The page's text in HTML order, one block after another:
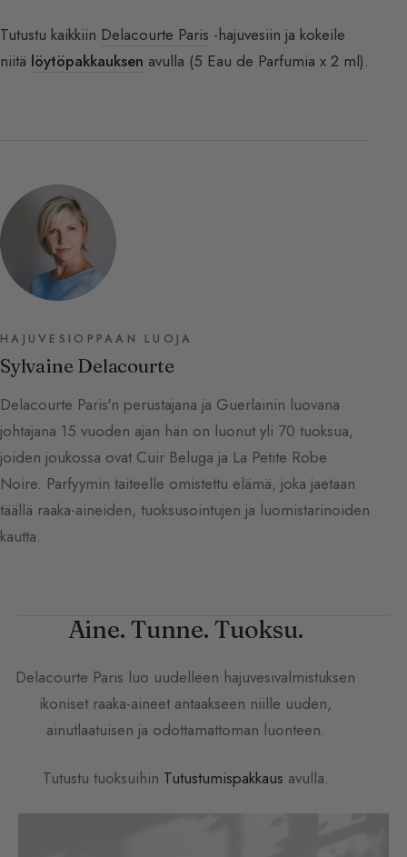
Tutustu kaikkiin Delacourte Paris -hajuvesiin ja kokeile
niitä löytöpakkauksen avulla (5 Eau de Parfumia x 2 ml).
HAJUVESIOPPAAN LUOJA
Sylvaine Delacourte
Delacourte Paris'n perustajana ja Guerlainin luovana
johtajana 15 vuoden ajan hän on luonut yli 70 tuoksua,
joiden joukossa ovat Cuir Beluga ja La Petite Robe
Noire. Parfyymin taiteelle omistettu elämä, joka jaetaan
täällä raaka-aineiden, tuoksusointujen ja luomistarinoiden
kautta.
Aine. Tunne. Tuoksu.
Delacourte Paris luo uudelleen hajuvesivalmistuksen
ikoniset raaka-aineet antaakseen niille uuden,
ainutlaatuisen ja odottamattoman luonteen.
Tutustu tuoksuihin Tutustumispakkaus avulla.